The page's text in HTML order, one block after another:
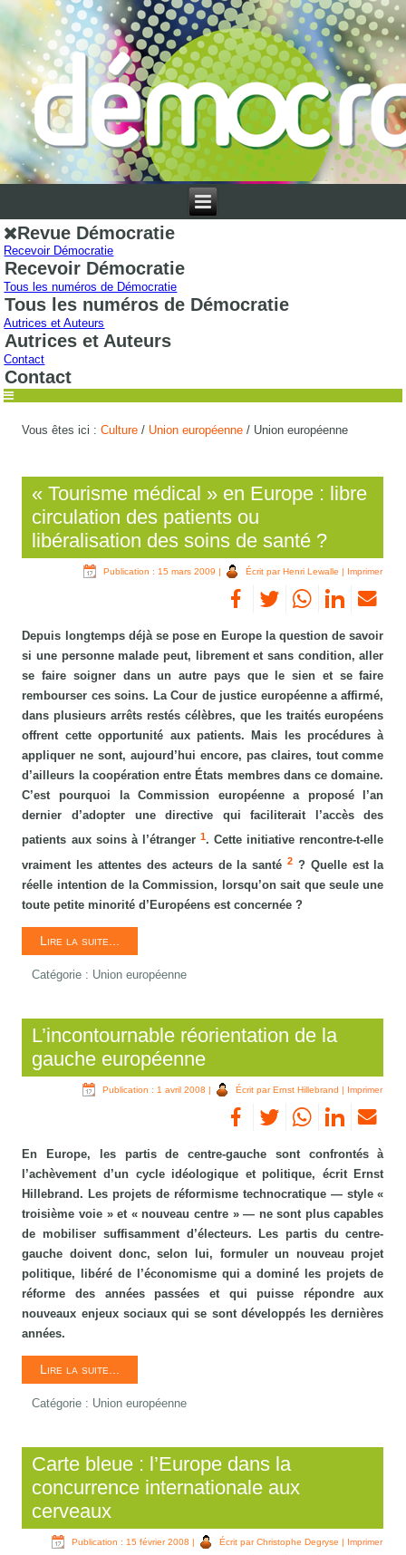
Revue Démocratie
Recevoir Démocratie
Recevoir Démocratie
Tous les numéros de Démocratie
Tous les numéros de Démocratie
Autrices et Auteurs
Autrices et Auteurs
Contact
Contact
Vous êtes ici :Culture / Union européenne / Union européenne
« Tourisme médical » en Europe : libre
circulation des patients ou
libéralisation des soins de santé ?
Publication : 15 mars 2009 | Écrit par Henri Lewalle | Imprimer
Depuis longtemps déjà se pose en Europe la question de savoir
si une personne malade peut, librement et sans condition, aller
se faire soigner dans un autre pays que le sien et se faire
rembourser ces soins. La Cour de justice européenne a affirmé,
dans plusieurs arrêts restés célèbres, que les traités européens
offrent cette opportunité aux patients. Mais les procédures à
appliquer ne sont, aujourd’hui encore, pas claires, tout comme
d’ailleurs la coopération entre États membres dans ce domaine.
C’est pourquoi la Commission européenne a proposé l’an
dernier d’adopter une directive qui faciliterait l’accès des
patients aux soins à l’étranger1. Cette initiative rencontre-t-elle
vraiment les attentes des acteurs de la santé2 ? Quelle est la
réelle intention de la Commission, lorsqu’on sait que seule une
toute petite minorité d’Européens est concernée ?
Lire la suite...
Catégorie : Union européenne
L’incontournable réorientation de la
gauche européenne
Publication : 1 avril 2008 | Écrit par Ernst Hillebrand | Imprimer
En Europe, les partis de centre-gauche sont confrontés à
l’achèvement d’un cycle idéologique et politique, écrit Ernst
Hillebrand. Les projets de réformisme technocratique — style «
troisième voie » et « nouveau centre » — ne sont plus capables
de mobiliser suffisamment d’électeurs. Les partis du centre-
gauche doivent donc, selon lui, formuler un nouveau projet
politique, libéré de l’économisme qui a dominé les projets de
réforme des années passées et qui puisse répondre aux
nouveaux enjeux sociaux qui se sont développés les dernières
années.
Lire la suite...
Catégorie : Union européenne
Carte bleue : l’Europe dans la
concurrence internationale aux
cerveaux
Publication : 15 février 2008 | Écrit par Christophe Degryse | Imprimer